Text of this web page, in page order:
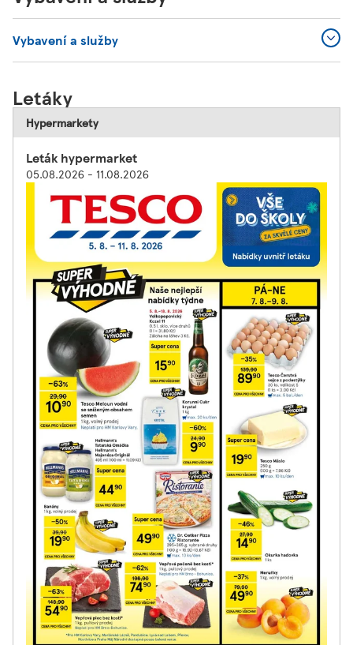
Vybavení a služby
Letáky
Hypermarkety
Leták hypermarket
05.08.2026 - 11.08.2026